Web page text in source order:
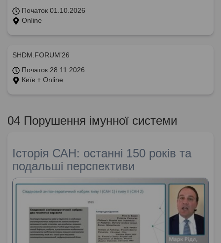
Початок 01.10.2026
Online
SHDM.FORUM’26
Початок 28.11.2026
Київ + Online
04 Порушення імунної системи
Історія САН: останні 150 років та
подальші перспективи